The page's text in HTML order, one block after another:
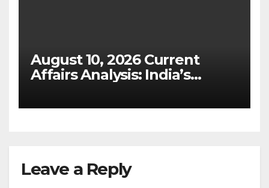
August 10, 2026 Current
Affairs Analysis: India’s
Non-Fossil Fuel Energy
Leave a Reply